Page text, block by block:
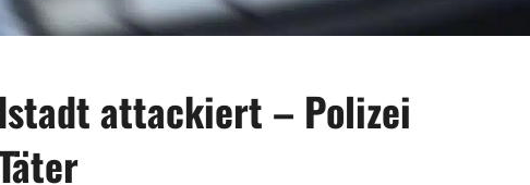
attackiert – Polizei